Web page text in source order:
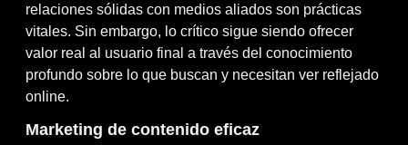
relaciones sólidas con medios aliados son prácticas
vitales. Sin embargo, lo crítico sigue siendo ofrecer
valor real al usuario final a través del conocimiento
profundo sobre lo que buscan y necesitan ver reflejado
online.
Marketing de contenido eficaz